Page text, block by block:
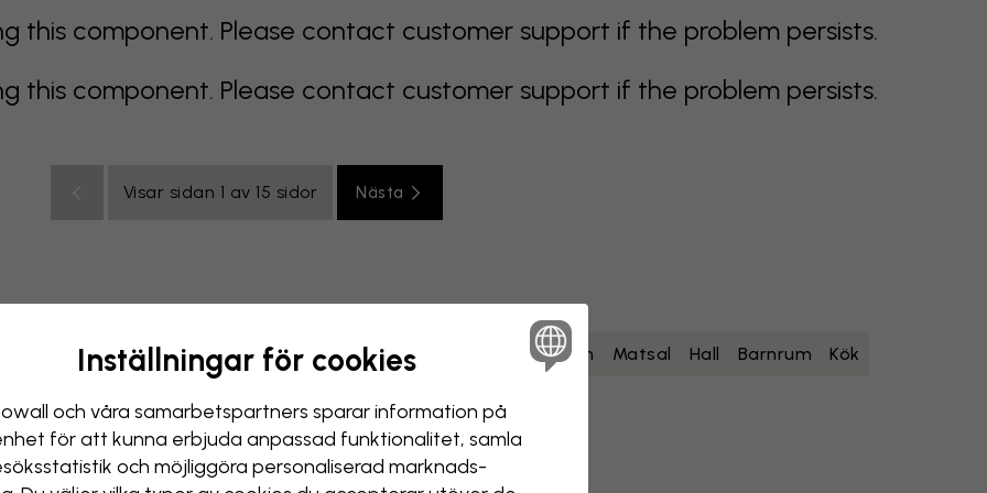
this component. Please contact customer support if the problem persists.
this component. Please contact customer support if the problem persists.
Visar sidan 1 av 15 sidor Nästa
orange rosa lila röd turkos vit gul Sovrum Matsal Hall Barnrum Kök
Inställningar för cookies
och våra samarbets­partners sparar information på
för att kunna erbjuda anpassad funktionalitet, samla
och möjliggöra personaliserad marknads­